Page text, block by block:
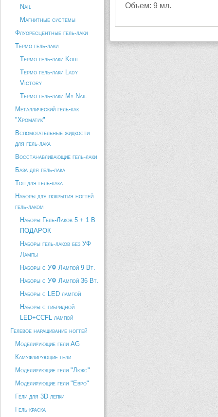
Nail
Магнитные системы
Флуоресцентные гель-лаки
Термо гель-лаки
Термо гель-лаки Kodi
Термо гель-лаки Lady
Victory
Термо гель-лаки My Nail
Металлический гель-лак
"Хроматик"
Вспомогательные жидкости
для гель-лака
Восстанавливающие гель-лаки
База для гель-лака
Топ для гель-лака
Наборы для покрытия ногтей
гель-лаком
Наборы Гель-Лаков 5 + 1 В
ПОДАРОК
Наборы гель-лаков без УФ
Лампы
Наборы с УФ Лампой 9 Вт.
Наборы с УФ Лампой 36 Вт.
Наборы с LED лампой
Наборы с гибридной
LED+CCFL лампой
Гелевое наращивание ногтей
Моделирующие гели AG
Камуфлирующие гели
Моделирующие гели "Люкс"
Моделирующие гели "Евро"
Гели для 3D лепки
Гель-краска
Объем: 9 мл.